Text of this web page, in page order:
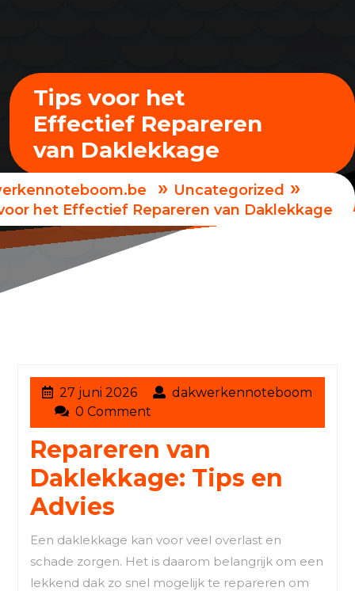
Tips voor het
Effectief Repareren
van Daklekkage
» Uncategorized »
het Effectief Repareren van Daklekkage
27 juni 202627
juni
2026
dakwerkennoteboom
dakwerkennoteboom
0 Comment
Repareren van
Daklekkage: Tips en
Advies
Een daklekkage kan voor veel overlast en
schade zorgen. Het is daarom belangrijk om een
lekkend dak zo snel mogelijk te repareren om